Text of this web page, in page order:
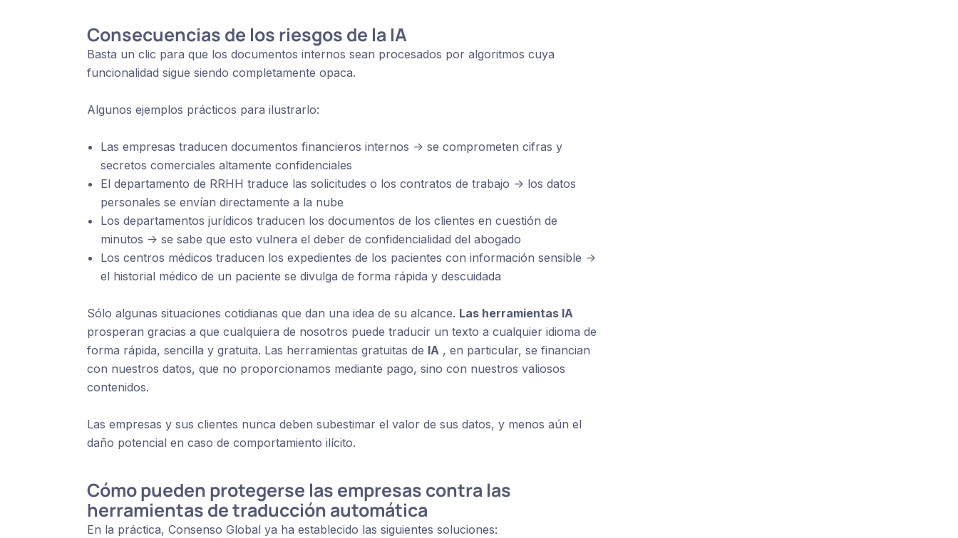
Consecuencias de los riesgos de la IA
Basta un clic para que los documentos internos sean procesados por algoritmos cuya
funcionalidad sigue siendo completamente opaca.
Algunos ejemplos prácticos para ilustrarlo:
Las empresas traducen documentos financieros internos -> se comprometen cifras y
secretos comerciales altamente confidenciales
El departamento de RRHH traduce las solicitudes o los contratos de trabajo -> los datos
personales se envían directamente a la nube
Los departamentos jurídicos traducen los documentos de los clientes en cuestión de
minutos -> se sabe que esto vulnera el deber de confidencialidad del abogado
Los centros médicos traducen los expedientes de los pacientes con información sensible ->
el historial médico de un paciente se divulga de forma rápida y descuidada
Sólo algunas situaciones cotidianas que dan una idea de su alcance. Las herramientas IA
prosperan gracias a que cualquiera de nosotros puede traducir un texto a cualquier idioma de
forma rápida, sencilla y gratuita. Las herramientas gratuitas de IA , en particular, se financian
con nuestros datos, que no proporcionamos mediante pago, sino con nuestros valiosos
contenidos.
Las empresas y sus clientes nunca deben subestimar el valor de sus datos, y menos aún el
daño potencial en caso de comportamiento ilícito.
Cómo pueden protegerse las empresas contra las
herramientas de traducción automática
En la práctica, Consenso Global ya ha establecido las siguientes soluciones: